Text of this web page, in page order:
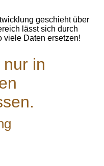
geschieht über
lässt sich durch
viele Daten ersetzen!
in